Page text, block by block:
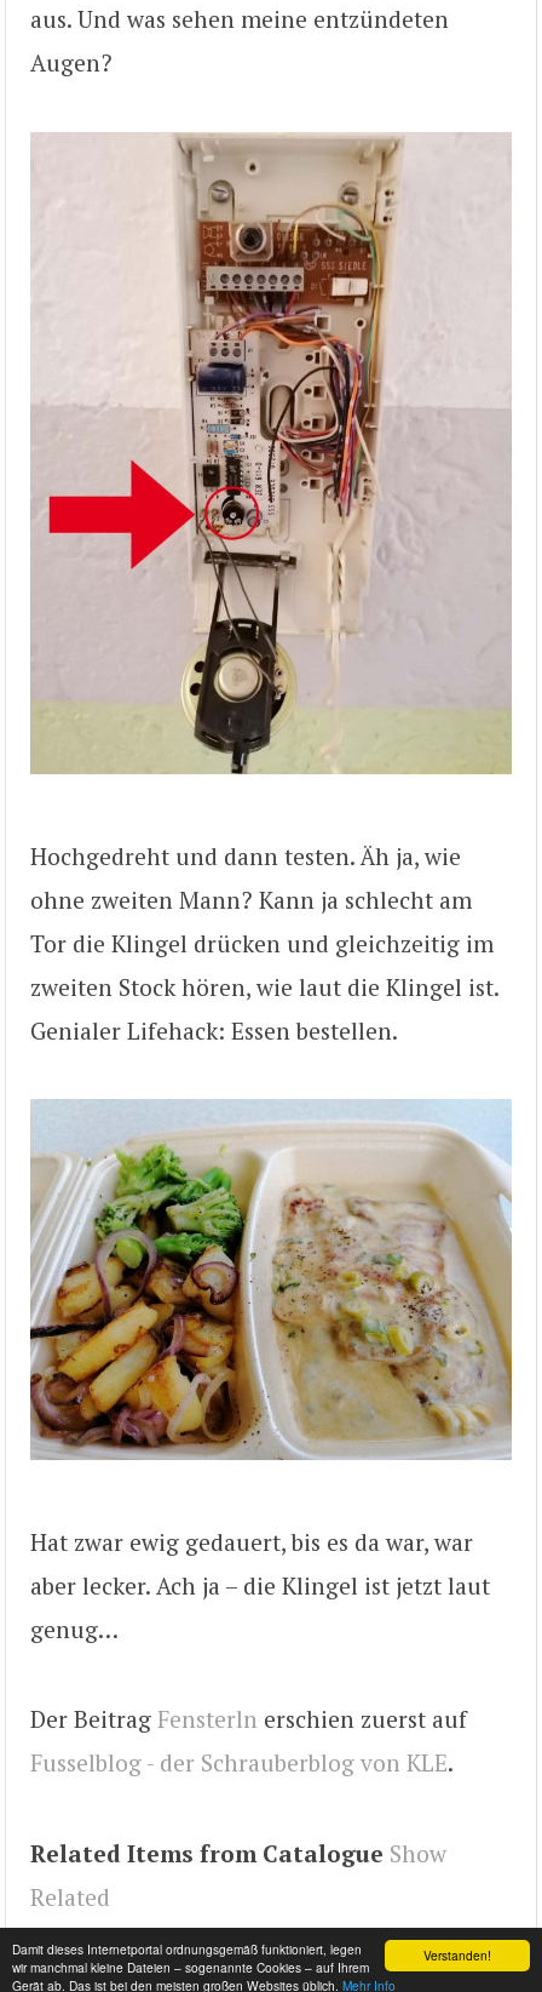
Verstanden!
Damit dieses Internetportal ordnungsgemäß funktioniert, legen
wir manchmal kleine Dateien – sogenannte Cookies – auf Ihrem
Gerät ab. Das ist bei den meisten großen Websites üblich. Mehr Info
aus. Und was sehen meine entzündeten
Augen?
Hochgedreht und dann testen. Äh ja, wie
ohne zweiten Mann? Kann ja schlecht am
Tor die Klingel drücken und gleichzeitig im
zweiten Stock hören, wie laut die Klingel ist.
Genialer Lifehack: Essen bestellen.
Hat zwar ewig gedauert, bis es da war, war
aber lecker. Ach ja – die Klingel ist jetzt laut
genug…
Der Beitrag Fensterln erschien zuerst auf
Fusselblog - der Schrauberblog von KLE.
Related Items from Catalogue Show
Related
Tags KLEs Home